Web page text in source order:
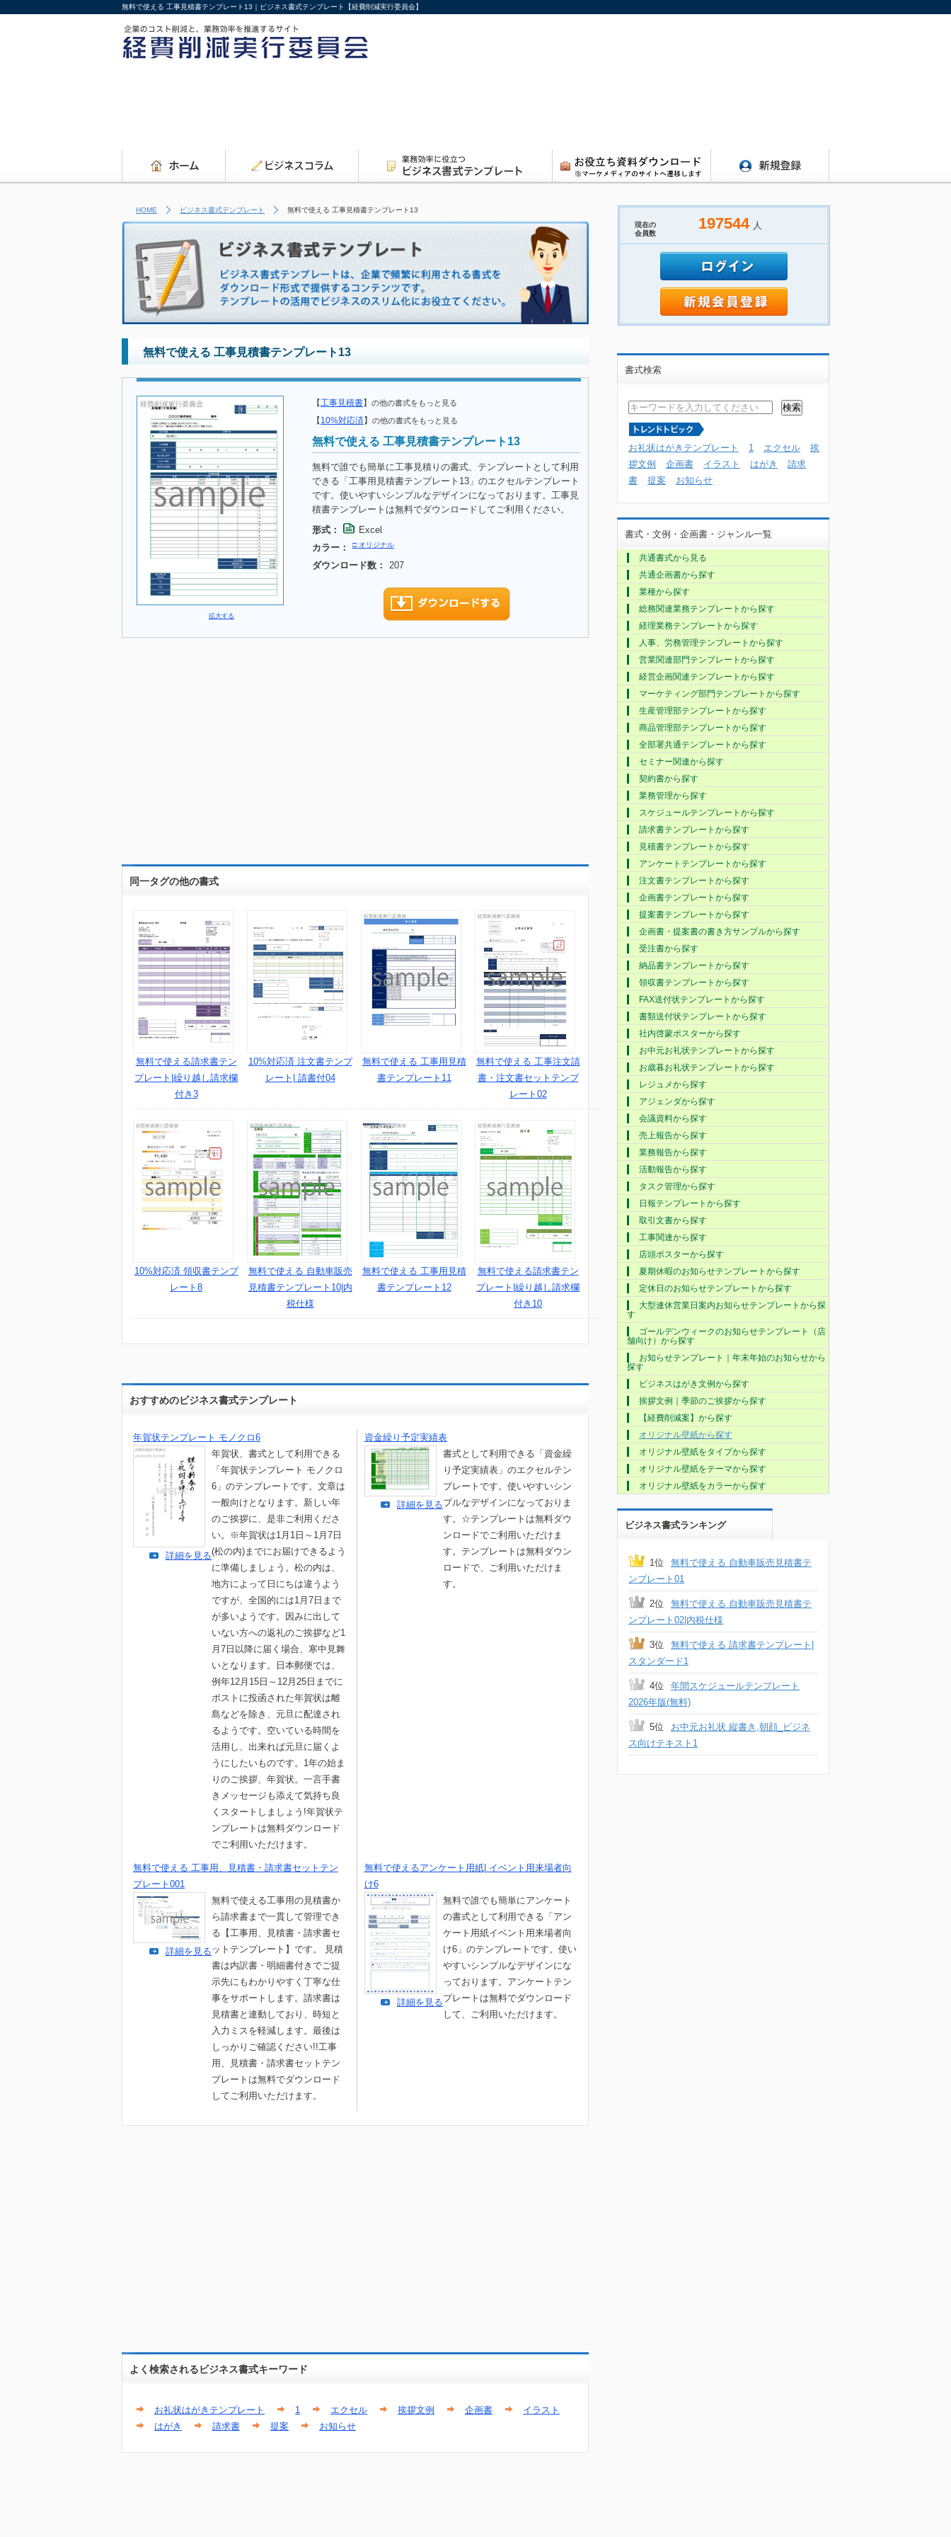
無料で使える 工事見積書テンプレート13｜ビジネス書式テンプレート【経費削減実行委員会】
HOME ビジネス書式テンプレート 無料で使える 工事見積書テンプレート13
無料で使える 工事見積書テンプレート13
拡大する
【工事見積書】 の他の書式をもっと見る
【10%対応済】 の他の書式をもっと見る
無料で使える 工事見積書テンプレート13
無料で誰でも簡単に工事見積りの書式、テンプレートとして利用
できる「工事用見積書テンプレート13」のエクセルテンプレート
です。使いやすいシンプルなデザインになっております。工事見
積書テンプレートは無料でダウンロードしてご利用ください。
形式：
Excel
カラー：
□ オリジナル
ダウンロード数： 207
同一タグの他の書式
無料で使える請求書テン
プレート|繰り越し請求欄
付き3
10%対応済 注文書テンプ
レート| 請書付04
無料で使える 工事用見積
書テンプレート11
無料で使える 工事注文請
書・注文書セットテンプ
レート02
10%対応済 領収書テンプ
レート8
無料で使える 自動車販売
見積書テンプレート10|内
税仕様
無料で使える 工事用見積
書テンプレート12
無料で使える請求書テン
プレート|繰り越し請求欄
付き10
おすすめのビジネス書式テンプレート
年賀状テンプレート モノクロ6
年賀状、書式として利用できる
「年賀状テンプレート モノクロ
6」のテンプレートです。文章は
一般向けとなります。新しい年
のご挨拶に、是非ご利用くださ
い。※年賀状は1月1日～1月7日
(松の内)までにお届けできるよう
に準備しましょう。松の内は、
地方によって日にちは違うよう
ですが、全国的には1月7日まで
が多いようです。因みに出して
いない方への返礼のご挨拶など1
月7日以降に届く場合、寒中見舞
いとなります。日本郵便では、
例年12月15日～12月25日までに
ポストに投函された年賀状は離
島などを除き、元旦に配達され
るようです。空いている時間を
活用し、出来れば元旦に届くよ
うにしたいものです。1年の始ま
りのご挨拶、年賀状。一言手書
きメッセージも添えて気持ち良
くスタートしましょう!年賀状テ
ンプレートは無料ダウンロード
でご利用いただけます。
詳細を見る
資金繰り予定実績表
書式として利用できる「資金繰
り予定実績表」のエクセルテン
プレートです。使いやすいシン
プルなデザインになっておりま
す。☆テンプレートは無料ダウ
ンロードでご利用いただけま
す。テンプレートは無料ダウン
ロードで、ご利用いただけま
す。
詳細を見る
無料で使える 工事用、見積書・請求書セットテン
プレート001
無料で使える工事用の見積書か
ら請求書まで一貫して管理でき
る【工事用、見積書・請求書セ
ットテンプレート】です。 見積
書は内訳書・明細書付きでご提
示先にもわかりやすく丁寧な仕
事をサポートします。請求書は
見積書と連動しており、時短と
入力ミスを軽減します。最後は
しっかりご確認ください!!工事
用、見積書・請求書セットテン
プレートは無料でダウンロード
してご利用いただけます。
詳細を見る
無料で使えるアンケート用紙| イベント用来場者向
け6
無料で誰でも簡単にアンケート
の書式として利用できる「アン
ケート用紙イベント用来場者向
け6」のテンプレートです。使い
やすいシンプルなデザインにな
っております。アンケートテン
プレートは無料でダウンロード
して、ご利用いただけます。
詳細を見る
よく検索されるビジネス書式キーワード
お礼状はがきテンプレート 1 エクセル 挨拶文例 企画書
イラスト
はがき
請求書 提案 お知らせ
現在の
会員数
197544 人
書式検索
お礼状はがきテンプレート 1 エクセル
挨
拶文例
企画書 イラスト はがき
請求
書
提案 お知らせ
書式・文例・企画書・ジャンル一覧
共通書式から見る
共通企画書から探す
業種から探す
総務関連業務テンプレートから探す
経理業務テンプレートから探す
人事、労務管理テンプレートから探す
営業関連部門テンプレートから探す
経営企画関連テンプレートから探す
マーケティング部門テンプレートから探す
生産管理部テンプレートから探す
商品管理部テンプレートから探す
全部署共通テンプレートから探す
セミナー関連から探す
契約書から探す
業務管理から探す
スケジュールテンプレートから探す
請求書テンプレートから探す
見積書テンプレートから探す
アンケートテンプレートから探す
注文書テンプレートから探す
企画書テンプレートから探す
提案書テンプレートから探す
企画書・提案書の書き方サンプルから探す
受注書から探す
納品書テンプレートから探す
領収書テンプレートから探す
FAX送付状テンプレートから探す
書類送付状テンプレートから探す
社内啓蒙ポスターから探す
お中元お礼状テンプレートから探す
お歳暮お礼状テンプレートから探す
レジュメから探す
アジェンダから探す
会議資料から探す
売上報告から探す
業務報告から探す
活動報告から探す
タスク管理から探す
日報テンプレートから探す
取引文書から探す
工事関連から探す
店頭ポスターから探す
夏期休暇のお知らせテンプレートから探す
定休日のお知らせテンプレートから探す
大型連休営業日案内お知らせテンプレートから探
す
ゴールデンウィークのお知らせテンプレート（店
舗向け）から探す
お知らせテンプレート｜年末年始のお知らせから
探す
ビジネスはがき文例から探す
挨拶文例｜季節のご挨拶から探す
【経費削減案】から探す
オリジナル壁紙から探す
オリジナル壁紙をタイプから探す
オリジナル壁紙をテーマから探す
オリジナル壁紙をカラーから探す
ビジネス書式ランキング
1位
無料で使える 自動車販売見積書テ
ンプレート01
2位
無料で使える 自動車販売見積書テ
ンプレート02|内税仕様
3位
無料で使える 請求書テンプレート|
スタンダード1
4位
年間スケジュールテンプレート
2026年版(無料)
5位
お中元お礼状 縦書き,朝顔_ビジネ
ス向けテキスト1